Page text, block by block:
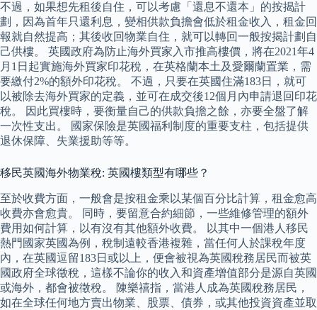
不過，如果想先租後自住，可以考慮「還息不還本」的按揭計
劃，因為首年只還利息，變相供款負擔會低於租金收入，租金回
報就自然提高；其後收回物業自住，就可以轉回一般按揭計劃自
己供樓。 英國政府為防止海外買家入市推高樓價，將在2021年4
月1日起實施海外買家印花稅，在英格蘭本土及愛爾蘭置業，需
要繳付2%的額外印花稅。 不過，只要在英國住滿183日，就可
以被除去海外買家的定義，並可在成交後12個月內申請退回印花
稅。 因此買樓時，要衡量自己的供款負擔之餘，亦要全盤了解
一次性支出。 國家保險是英國福利制度的重要支柱，包括提供
退休保障、失業援助等等。
移民英國海外物業稅: 英國樓類型有哪些？
至於收費方面，一般會是按租金乘以某個百分比計算，租金愈高
收費亦會愈貴。 同時，要留意合約細節，一些維修管理的額外
費用如何計算，以有沒有其他額外收費。 以其中一個港人移民
熱門國家英國為例，稅制遠較香港複雜，當任何人於課稅年度
內，在英國逗留183日或以上，便會被視為英國稅務居民而被英
國政府全球徵稅，這樣不論你的收入和資產增值部分是源自英國
或海外，都會被徵稅。 陳樂禧指，當港人成為英國稅務居民，
如在全球任何地方賣出物業、股票、債券，或其他投資資產並取